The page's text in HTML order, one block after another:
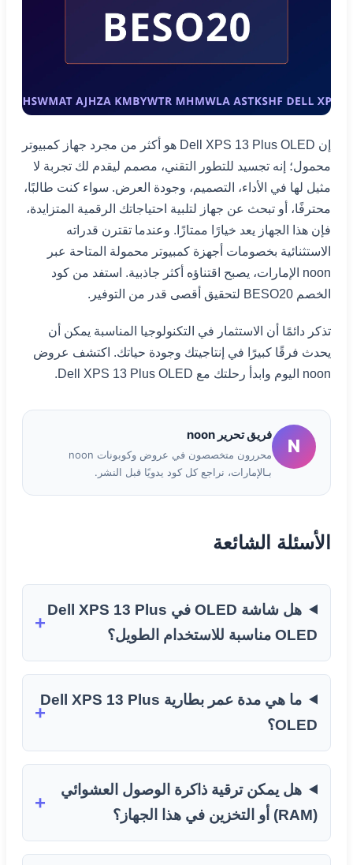
إن Dell XPS 13 Plus OLED هو أكثر من مجرد جهاز كمبيوتر
محمول؛ إنه تجسيد للتطور التقني، مصمم ليقدم لك تجربة لا
مثيل لها في الأداء، التصميم، وجودة العرض. سواء كنت طالبًا،
محترفًا، أو تبحث عن جهاز لتلبية احتياجاتك الرقمية المتزايدة،
فإن هذا الجهاز يعد خيارًا ممتازًا. وعندما تقترن قدراته
الاستثنائية بخصومات أجهزة كمبيوتر محمولة المتاحة عبر
noon الإمارات، يصبح اقتناؤه أكثر جاذبية. استفد من كود
الخصم BESO20 لتحقيق أقصى قدر من التوفير.
تذكر دائمًا أن الاستثمار في التكنولوجيا المناسبة يمكن أن
يحدث فرقًا كبيرًا في إنتاجيتك وجودة حياتك. اكتشف عروض
noon اليوم وابدأ رحلتك مع Dell XPS 13 Plus OLED.
N
فريق تحرير noon
محررون متخصصون في عروض وكوبونات noon
بـالإمارات، نراجع كل كود يدويًا قبل النشر.
الأسئلة الشائعة
هل شاشة OLED في Dell XPS 13 Plus
OLED مناسبة للاستخدام الطويل؟
ما هي مدة عمر بطارية Dell XPS 13 Plus
OLED؟
هل يمكن ترقية ذاكرة الوصول العشوائي
(RAM) أو التخزين في هذا الجهاز؟